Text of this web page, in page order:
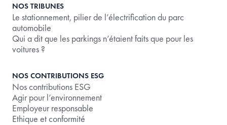
NOS TRIBUNES
Le stationnement, pilier de l’électrification du parc
automobile
Qui a dit que les parkings n’étaient faits que pour les
voitures ?
NOS CONTRIBUTIONS ESG
Nos contributions ESG
Agir pour l’environnement
Employeur responsable
Ethique et conformité